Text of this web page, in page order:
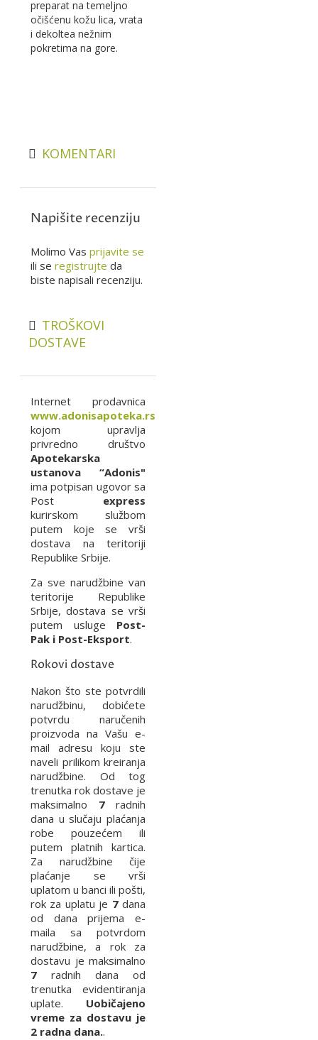
preparat na temeljno
očišćenu kožu lica, vrata
i dekoltea nežnim
pokretima na gore.
KOMENTARI
Napišite recenziju
Molimo Vas prijavite se
ili se registrujte da
biste napisali recenziju.
TROŠKOVI
DOSTAVE
Internet prodavnica
www.adonisapoteka.rs
kojom upravlja
privredno društvo
Apotekarska
ustanova “Adonis"
ima potpisan ugovor sa
Post express
kurirskom službom
putem koje se vrši
dostava na teritoriji
Republike Srbije.
Za sve narudžbine van
teritorije Republike
Srbije, dostava se vrši
putem usluge Post-
Pak i Post-Eksport.
Rokovi dostave
Nakon što ste potvrdili
narudžbinu, dobićete
potvrdu naručenih
proizvoda na Vašu e-
mail adresu koju ste
naveli prilikom kreiranja
narudžbine. Od tog
trenutka rok dostave je
maksimalno 7radnih
dana u slučaju plaćanja
robe pouzećem ili
putem platnih kartica.
Za narudžbine čije
plaćanje se vrši
uplatom u banci ili pošti,
rok za uplatu je 7dana
od dana prijema e-
maila sa potvrdom
narudžbine, a rok za
dostavu je maksimalno
7 radnih dana od
trenutka evidentiranja
uplate. Uobičajeno
vreme za dostavu je
2 radna dana..